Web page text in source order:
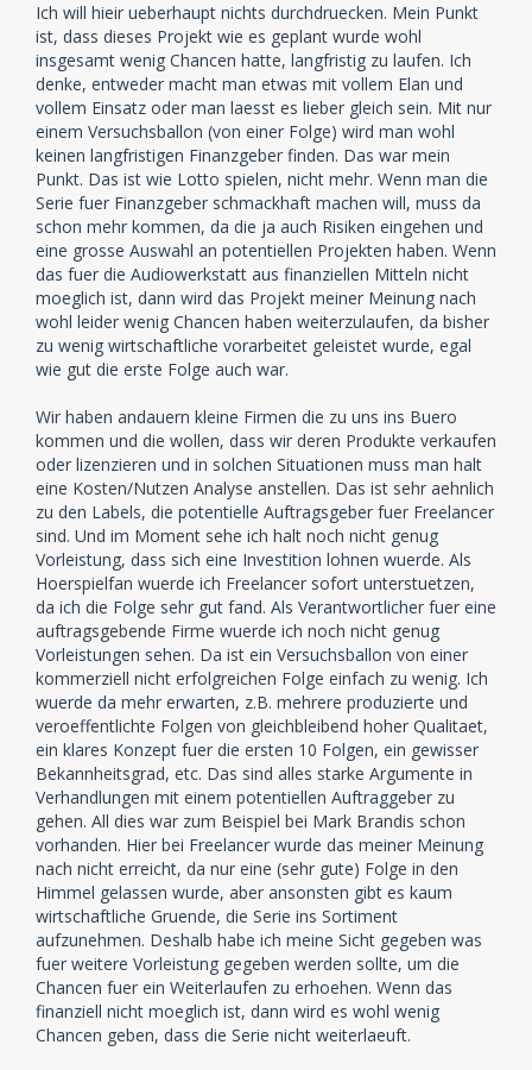
Ich will hieir ueberhaupt nichts durchdruecken. Mein Punkt
ist, dass dieses Projekt wie es geplant wurde wohl
insgesamt wenig Chancen hatte, langfristig zu laufen. Ich
denke, entweder macht man etwas mit vollem Elan und
vollem Einsatz oder man laesst es lieber gleich sein. Mit nur
einem Versuchsballon (von einer Folge) wird man wohl
keinen langfristigen Finanzgeber finden. Das war mein
Punkt. Das ist wie Lotto spielen, nicht mehr. Wenn man die
Serie fuer Finanzgeber schmackhaft machen will, muss da
schon mehr kommen, da die ja auch Risiken eingehen und
eine grosse Auswahl an potentiellen Projekten haben. Wenn
das fuer die Audiowerkstatt aus finanziellen Mitteln nicht
moeglich ist, dann wird das Projekt meiner Meinung nach
wohl leider wenig Chancen haben weiterzulaufen, da bisher
zu wenig wirtschaftliche vorarbeitet geleistet wurde, egal
wie gut die erste Folge auch war.
Wir haben andauern kleine Firmen die zu uns ins Buero
kommen und die wollen, dass wir deren Produkte verkaufen
oder lizenzieren und in solchen Situationen muss man halt
eine Kosten/Nutzen Analyse anstellen. Das ist sehr aehnlich
zu den Labels, die potentielle Auftragsgeber fuer Freelancer
sind. Und im Moment sehe ich halt noch nicht genug
Vorleistung, dass sich eine Investition lohnen wuerde. Als
Hoerspielfan wuerde ich Freelancer sofort unterstuetzen,
da ich die Folge sehr gut fand. Als Verantwortlicher fuer eine
auftragsgebende Firme wuerde ich noch nicht genug
Vorleistungen sehen. Da ist ein Versuchsballon von einer
kommerziell nicht erfolgreichen Folge einfach zu wenig. Ich
wuerde da mehr erwarten, z.B. mehrere produzierte und
veroeffentlichte Folgen von gleichbleibend hoher Qualitaet,
ein klares Konzept fuer die ersten 10 Folgen, ein gewisser
Bekannheitsgrad, etc. Das sind alles starke Argumente in
Verhandlungen mit einem potentiellen Auftraggeber zu
gehen. All dies war zum Beispiel bei Mark Brandis schon
vorhanden. Hier bei Freelancer wurde das meiner Meinung
nach nicht erreicht, da nur eine (sehr gute) Folge in den
Himmel gelassen wurde, aber ansonsten gibt es kaum
wirtschaftliche Gruende, die Serie ins Sortiment
aufzunehmen. Deshalb habe ich meine Sicht gegeben was
fuer weitere Vorleistung gegeben werden sollte, um die
Chancen fuer ein Weiterlaufen zu erhoehen. Wenn das
finanziell nicht moeglich ist, dann wird es wohl wenig
Chancen geben, dass die Serie nicht weiterlaeuft.